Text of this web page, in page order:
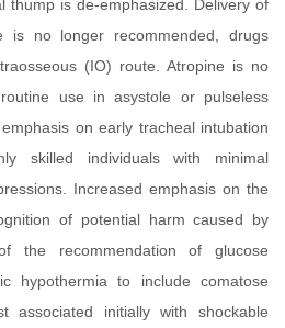
thump is de-emphasized. Delivery of
no longer recommended, drugs
(IO) route. Atropine is no
use in asystole or pulseless
on early tracheal intubation
skilled individuals with minimal
Increased emphasis on the
of potential harm caused by
the recommendation of glucose
hypothermia to include comatose
associated initially with shockable